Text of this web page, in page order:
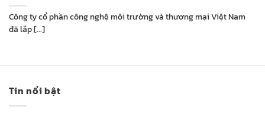
Công ty cổ phần công nghệ môi trường và thương mại Việt Nam
đã lắp [...]
Tin nổi bật